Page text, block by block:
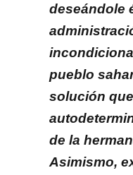
deseándole
pueblo
solución
de la
Asimismo,